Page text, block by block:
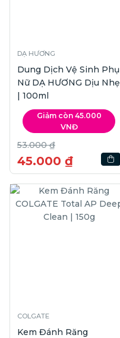
DẠ HƯƠNG
Dung Dịch Vệ Sinh Phụ
Nữ DẠ HƯƠNG Dịu Nhẹ
| 100ml
Giảm còn 45.000
VNĐ
53.000 ₫
45.000 ₫
COLGATE
Kem Đánh Răng